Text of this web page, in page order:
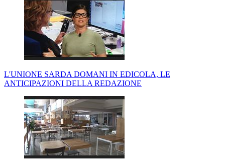
L'UNIONE SARDA DOMANI IN EDICOLA, LE
ANTICIPAZIONI DELLA REDAZIONE